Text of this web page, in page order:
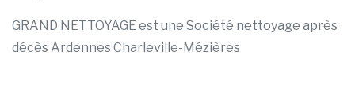
GRAND NETTOYAGE est une Société nettoyage après
décès Ardennes Charleville-Mézières